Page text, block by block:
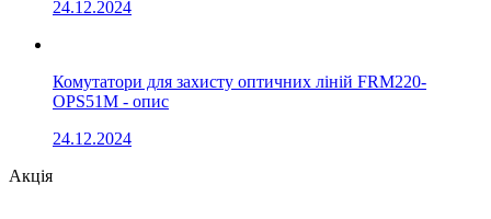
24.12.2024
Комутатори для захисту оптичних ліній FRM220-
OPS51M - опис
24.12.2024
Акція